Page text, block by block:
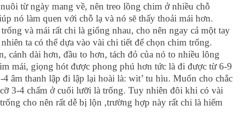
từ ngày mang về, nên treo lồng chim ở nhiều chỗ
nó làm quen với chỗ lạ và nó sẽ thấy thoải mái hơn.
và mái rất chi là giống nhau, cho nên ngay cả một tay
ta có thể dựa vào vài chi tiết để chọn chim trống.
cánh dài hơn, đầu to hơn, tách đỏ của nó to nhiều lông
mái, giọng hót được phong phú hơn tức là đi được từ 6-9
âm thanh lập đi lập lại hoài là: wit’ tu hìu. Muốn cho chắc
3-4 chấm ở cuối lưỡi là trống. Tuy nhiên đôi khi có vài
cho nên rất dễ bị lộn ,trường hợp này rất chi là hiếm